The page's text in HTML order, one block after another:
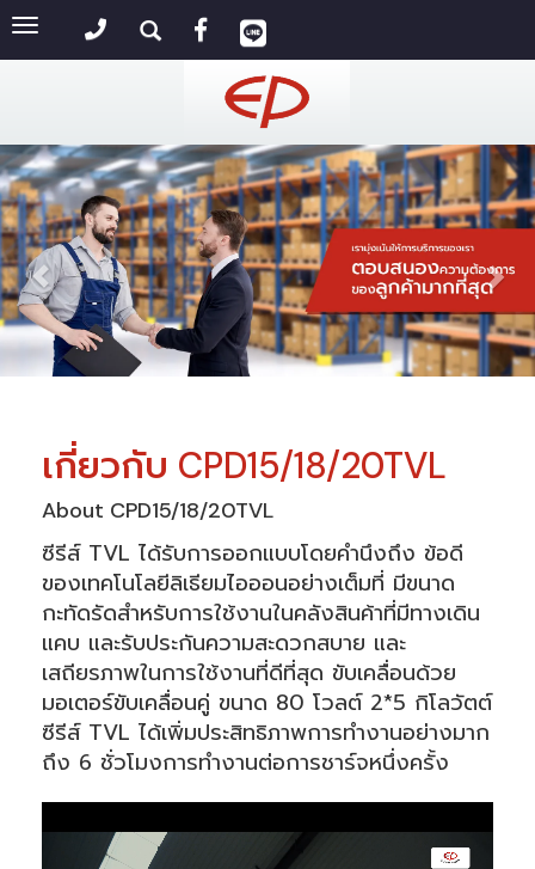
Toggle
navigation
เกี่ยวกับ CPD15/18/20TVL
About CPD15/18/20TVL
ซีรีส์ TVL ได้รับการออกแบบโดยคำนึงถึง ข้อดี
ของเทคโนโลยีลิเธียมไอออนอย่างเต็มที่ มีขนาด
กะทัดรัดสำหรับการใช้งานในคลังสินค้าที่มีทางเดิน
แคบ และรับประกันความสะดวกสบาย และ
เสถียรภาพในการใช้งานที่ดีที่สุด ขับเคลื่อนด้วย
มอเตอร์ขับเคลื่อนคู่ ขนาด 80 โวลต์ 2*5 กิโลวัตต์
ซีรีส์ TVL ได้เพิ่มประสิทธิภาพการทำงานอย่างมาก
ถึง 6 ชั่วโมงการทำงานต่อการชาร์จหนึ่งครั้ง